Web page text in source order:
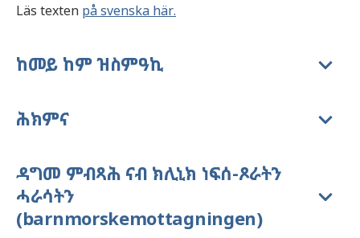
Läs texten på svenska här.
ከመይ ከም ዝስምዓኪ
ሕክምና
ዳግመ ምብጻሕ ናብ ክሊኒክ ነፍሰ-ጾራትን
ሓራሳትን
(barnmorskemottagningen)